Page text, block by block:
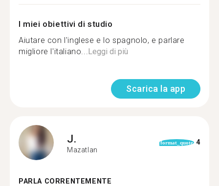
I miei obiettivi di studio
Aiutare con l'inglese e lo spagnolo, e parlare
migliore l'italiano... Leggi di più
Scarica la app
J.
Mazatlan
format_quote 4
PARLA CORRENTEMENTE